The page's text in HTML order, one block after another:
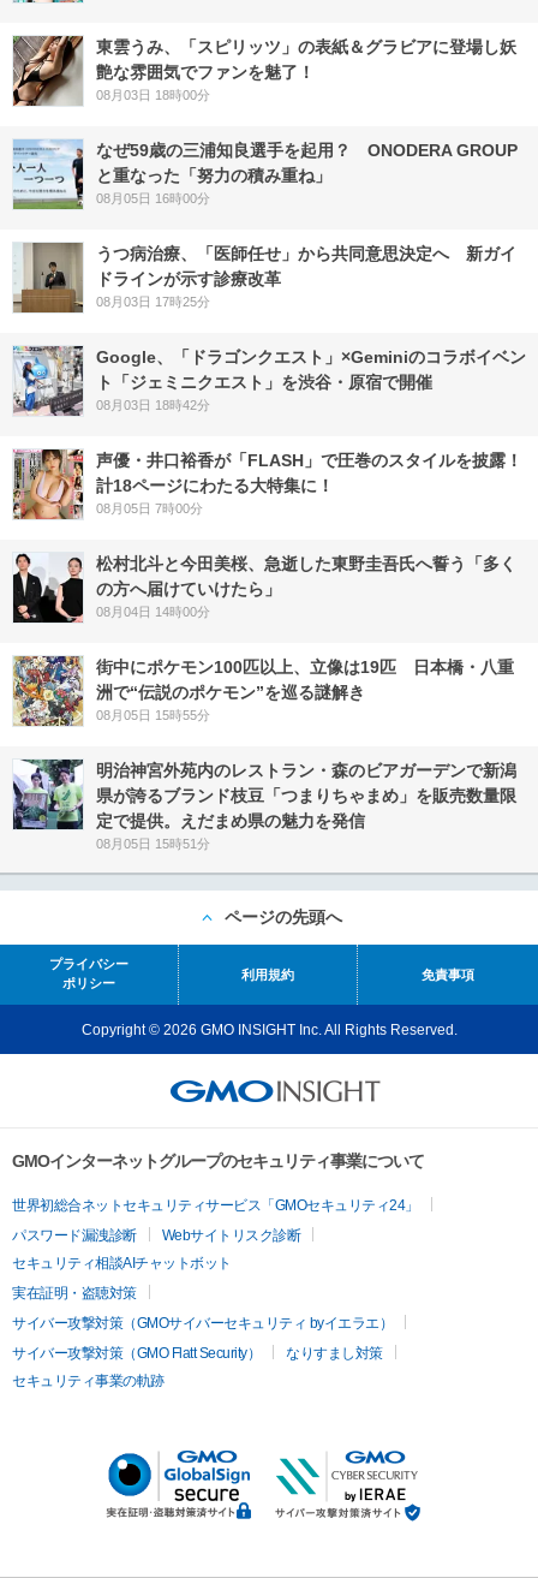
東雲うみ、「スピリッツ」の表紙＆グラビアに登場し妖
艶な雰囲気でファンを魅了！
08月03日 18時00分
なぜ59歳の三浦知良選手を起用？ ONODERA GROUP
と重なった「努力の積み重ね」
08月05日 16時00分
うつ病治療、「医師任せ」から共同意思決定へ 新ガイ
ドラインが示す診療改革
08月03日 17時25分
Google、「ドラゴンクエスト」×Geminiのコラボイベン
ト「ジェミニクエスト」を渋谷・原宿で開催
08月03日 18時42分
声優・井口裕香が「FLASH」で圧巻のスタイルを披露！
計18ページにわたる大特集に！
08月05日 7時00分
松村北斗と今田美桜、急逝した東野圭吾氏へ誓う「多く
の方へ届けていけたら」
08月04日 14時00分
街中にポケモン100匹以上、立像は19匹 日本橋・八重
洲で“伝説のポケモン”を巡る謎解き
08月05日 15時55分
明治神宮外苑内のレストラン・森のビアガーデンで新潟
県が誇るブランド枝豆「つまりちゃまめ」を販売数量限
定で提供。えだまめ県の魅力を発信
08月05日 15時51分
ページの先頭へ
プライバシー
ポリシー
利用規約 免責事項
Copyright © 2026 GMO INSIGHT Inc. All Rights Reserved.
GMOインターネットグループのセキュリティ事業について
世界初総合ネットセキュリティサービス「GMOセキュリティ24」
パスワード漏洩診断
Webサイトリスク診断
セキュリティ相談AIチャットボット
実在証明・盗聴対策
サイバー攻撃対策（GMOサイバーセキュリティ byイエラエ）
サイバー攻撃対策（GMO Flatt Security）
なりすまし対策
セキュリティ事業の軌跡